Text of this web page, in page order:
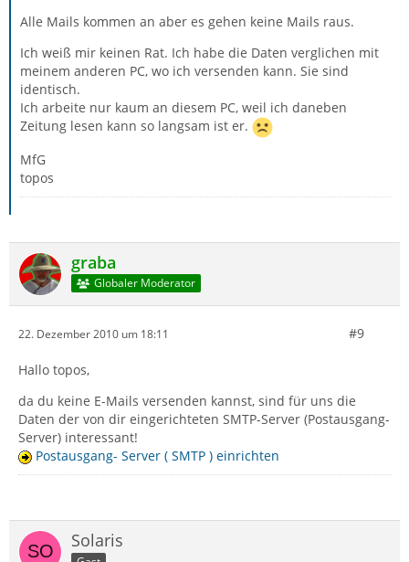
Alle Mails kommen an aber es gehen keine Mails raus.
Ich weiß mir keinen Rat. Ich habe die Daten verglichen mit
meinem anderen PC, wo ich versenden kann. Sie sind
identisch.
Ich arbeite nur kaum an diesem PC, weil ich daneben
Zeitung lesen kann so langsam ist er.
MfG
topos
graba
Globaler Moderator
22. Dezember 2010 um 18:11 #9
Hallo topos,
da du keine E-Mails versenden kannst, sind für uns die
Daten der von dir eingerichteten SMTP-Server (Postausgang-
Server) interessant!
Postausgang- Server ( SMTP ) einrichten
Solaris